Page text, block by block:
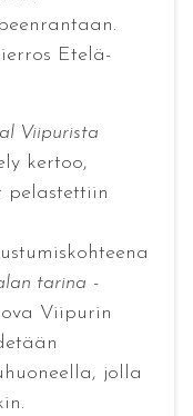
Etelä-
Viipurista
kertoo,
pelastettiin
tarina -
Viipurin
jolla